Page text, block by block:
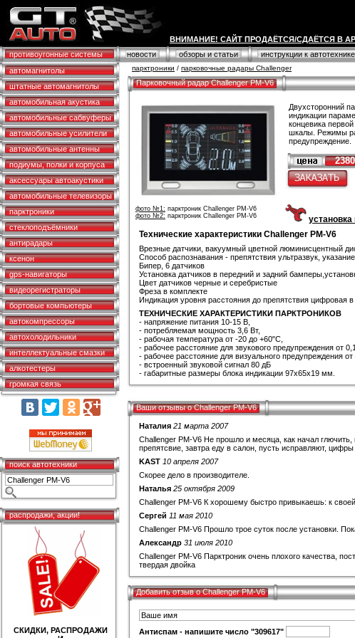
ВНИМАНИЕ! САЙТ ПРОДАЁТСЯ/СДАЁТСЯ В
противоугонные системы
новости обзоры и статьи инструкции к автотехнике
автомагнитолы
штатные автомагнитолы
автомобильная акустика
автомобильные сабвуферы
автомобильные усилители
автомобильные антенны
подиумы, полки и корпуса
аксессуары автоакустики
автомобильные телевизоры
парктроники
стеклоподъёмники
антирадары
ксенон
gps-навигаторы
видеорегистраторы
бортовые компьютеры
автокомпрессоры
автохолодильники
интеллектуальные смазки
алкотестеры
громкая связь
поиск автотехники
распродажи, акции!
СКИДКИ, РАСПРОДАЖИ
парктроники / парковочные радары Challenger
Парковочный радар Challenger PM-V6
фото №1: парктроник Challenger PM-V6
фото №2: парктроник Challenger PM-V6
Двухсторонний
индикации
концевика
шкалы. Режимы
предупреждение.
установка
Технические характеристики Challenger PM-V6
Врезные датчики, вакуумный цветной люминисцентный
Способ распознавания - препятствия ультразвук,
Бипер, 6 датчиков
Установка датчиков в передний и задний
Цвет датчиков черные и серебристые
Фреза в комплекте
Индикация уровня расстояния до препятствия цифровая
ТЕХНИЧЕСКИЕ ХАРАКТЕРИСТИКИ ПАРКТРОНИКОВ
- напряжение питания 10-15 В,
- потребляемая мощность 3,6 Вт,
- рабочая температура от -20 до +60"С,
- рабочее расстояние для звукового предупреждения от
- рабочее расстояние для визуального предупреждения
- встроенный звуковой сигнал 80 дБ
- габаритные размеры блока индикации 97х65х19 мм.
Ваши отзывы о Challenger PM-V6
Наталия 21 марта 2007
Challenger PM-V6 Не прошло и месяца, как начал
препятсвие, завтра еду в салон, пусть исправляют,
KAST 10 апреля 2007
Скорее дело в производителе.
Наталья 25 октября 2009
Challenger PM-V6 К хорошему быстро привыкаешь: к
Сергей 11 мая 2010
Challenger PM-V6 Прошло трое суток после установки.
Александр 31 июля 2010
Challenger PM-V6 Парктроник очень плохого качества,
твердая двойка
Добавить отзыв о Challenger PM-V6
Антиспам - напишите число "309617"